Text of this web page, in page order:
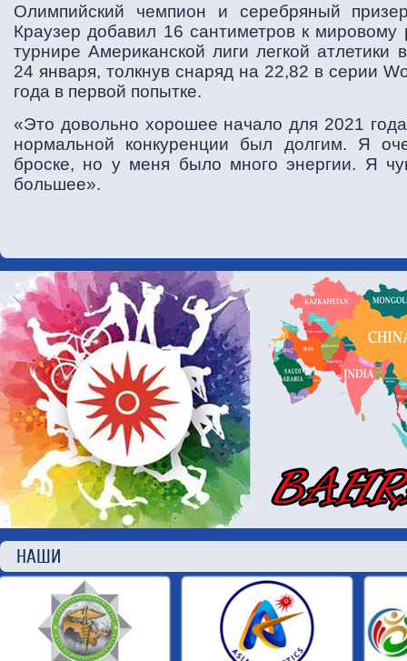
Олимпийский чемпион и серебряный
Краузер добавил 16 сантиметров к мировому
турнире Американской лиги легкой атлетики
24 января, толкнув снаряд на 22,82 в серии
года в первой попытке.
«Это довольно хорошее начало для 2021
нормальной конкуренции был долгим. Я
броске, но у меня было много энергии. Я
большее».
НАШИ